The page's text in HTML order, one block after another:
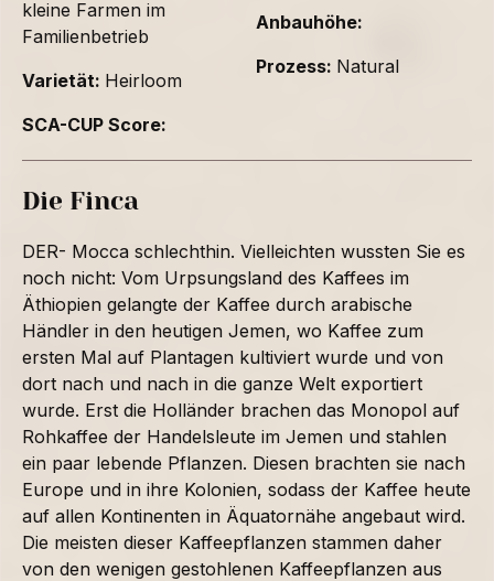
kleine Farmen im
Familienbetrieb
Varietät: Heirloom
SCA-CUP Score:
Anbauhöhe:
Prozess: Natural
Die Finca
DER- Mocca schlechthin. Vielleichten wussten Sie es
noch nicht: Vom Urpsungsland des Kaffees im
Äthiopien gelangte der Kaffee durch arabische
Händler in den heutigen Jemen, wo Kaffee zum
ersten Mal auf Plantagen kultiviert wurde und von
dort nach und nach in die ganze Welt exportiert
wurde. Erst die Holländer brachen das Monopol auf
Rohkaffee der Handelsleute im Jemen und stahlen
ein paar lebende Pflanzen. Diesen brachten sie nach
Europe und in ihre Kolonien, sodass der Kaffee heute
auf allen Kontinenten in Äquatornähe angebaut wird.
Die meisten dieser Kaffeepflanzen stammen daher
von den wenigen gestohlenen Kaffeepflanzen aus